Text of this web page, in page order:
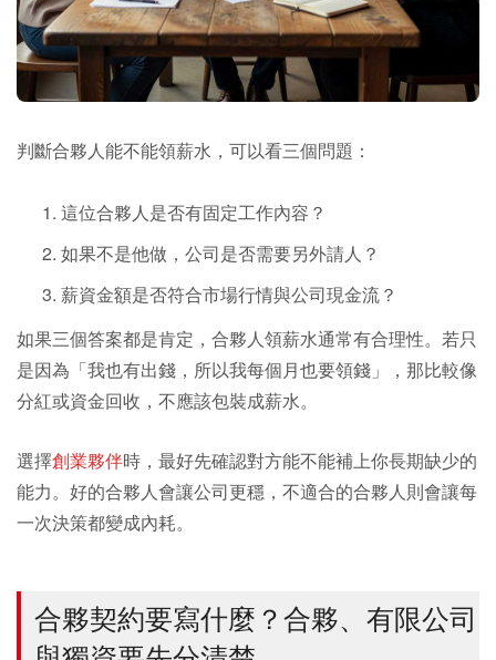
判斷合夥人能不能領薪水，可以看三個問題：
這位合夥人是否有固定工作內容？
如果不是他做，公司是否需要另外請人？
薪資金額是否符合市場行情與公司現金流？
如果三個答案都是肯定，合夥人領薪水通常有合理性。若只
是因為「我也有出錢，所以我每個月也要領錢」，那比較像
分紅或資金回收，不應該包裝成薪水。
選擇創業夥伴時，最好先確認對方能不能補上你長期缺少的
能力。好的合夥人會讓公司更穩，不適合的合夥人則會讓每
一次決策都變成內耗。
合夥契約要寫什麼？合夥、有限公司